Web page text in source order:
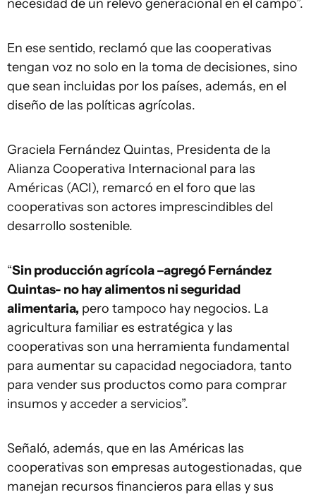
necesidad de un relevo generacional en el campo”.
En ese sentido, reclamó que las cooperativas
tengan voz no solo en la toma de decisiones, sino
que sean incluidas por los países, además, en el
diseño de las políticas agrícolas.
Graciela Fernández Quintas, Presidenta de la
Alianza Cooperativa Internacional para las
Américas (ACI), remarcó en el foro que las
cooperativas son actores imprescindibles del
desarrollo sostenible.
“Sin producción agrícola –agregó Fernández
Quintas- no hay alimentos ni seguridad
alimentaria, pero tampoco hay negocios. La
agricultura familiar es estratégica y las
cooperativas son una herramienta fundamental
para aumentar su capacidad negociadora, tanto
para vender sus productos como para comprar
insumos y acceder a servicios”.
Señaló, además, que en las Américas las
cooperativas son empresas autogestionadas, que
manejan recursos financieros para ellas y sus